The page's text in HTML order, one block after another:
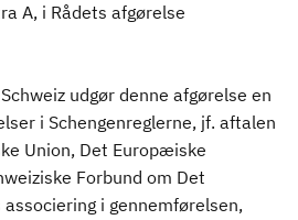
A, i Rådets afgørelse
udgør denne afgørelse en
i Schengenreglerne, jf. aftalen
Union, Det Europæiske
Forbund om Det
associering i gennemførelsen,